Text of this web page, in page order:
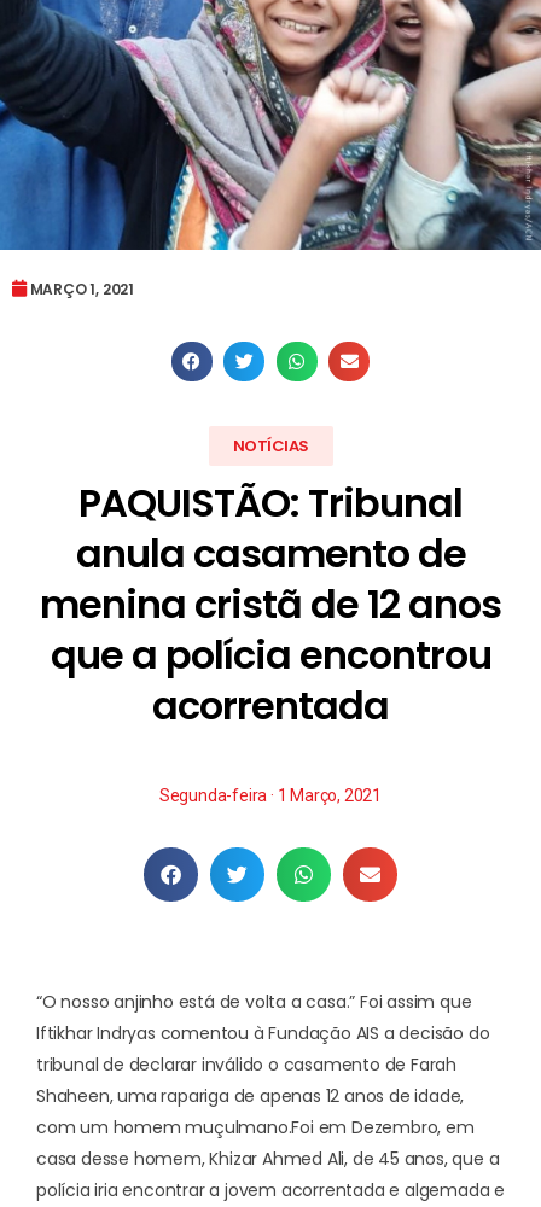
MARÇO 1, 2021
NOTÍCIAS
PAQUISTÃO: Tribunal
anula casamento de
menina cristã de 12 anos
que a polícia encontrou
acorrentada
Segunda-feira · 1 Março, 2021
“O nosso anjinho está de volta a casa.” Foi assim que
Iftikhar Indryas comentou à Fundação AIS a decisão do
tribunal de declarar inválido o casamento de Farah
Shaheen, uma rapariga de apenas 12 anos de idade,
com um homem muçulmano.Foi em Dezembro, em
casa desse homem, Khizar Ahmed Ali, de 45 anos, que a
polícia iria encontrar a jovem acorrentada e algemada e